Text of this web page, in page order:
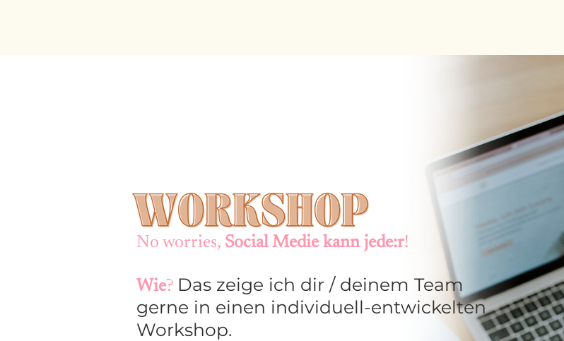
No worries, Social Medie kann jede:r!
Wie? Das zeige ich dir / deinem Team
gerne in einen individuell-entwickelten
Workshop.